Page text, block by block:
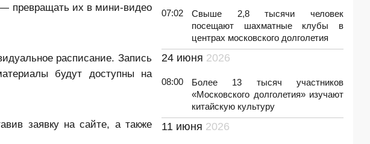
превращать их в мини‑видео
расписание. Запись
будут доступны на
заявку на сайте, а также
07:02
Свыше 2,8 тысячи человек
посещают шахматные клубы в
центрах московского долголетия
24 июня 2026
08:00
Более 13 тысяч участников
«Московского долголетия» изучают
китайскую культуру
11 июня 2026